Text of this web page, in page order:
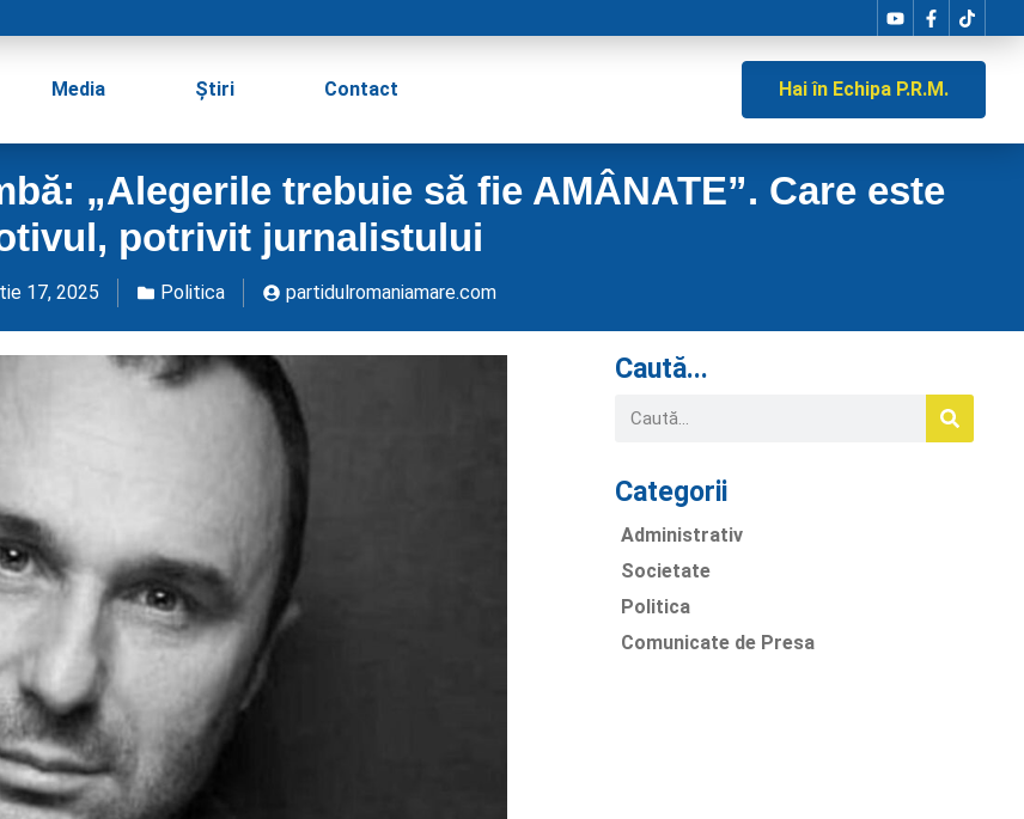
Media Știri Contact Hai în Echipa P.R.M.
„Alegerile trebuie să fie AMÂNATE”. Care este
potrivit jurnalistului
17, 2025 Politica partidulromaniamare.com
Caută...
Categorii
Administrativ
Societate
Politica
Comunicate de Presa